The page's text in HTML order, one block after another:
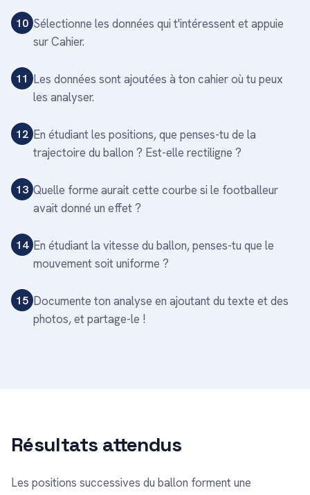
10 Sélectionne les données qui t'intéressent et appuie
sur Cahier.
11 Les données sont ajoutées à ton cahier où tu peux
les analyser.
12 En étudiant les positions, que penses-tu de la
trajectoire du ballon ? Est-elle rectiligne ?
13 Quelle forme aurait cette courbe si le footballeur
avait donné un effet ?
14 En étudiant la vitesse du ballon, penses-tu que le
mouvement soit uniforme ?
15 Documente ton analyse en ajoutant du texte et des
photos, et partage-le !
Résultats attendus
Les positions successives du ballon forment une